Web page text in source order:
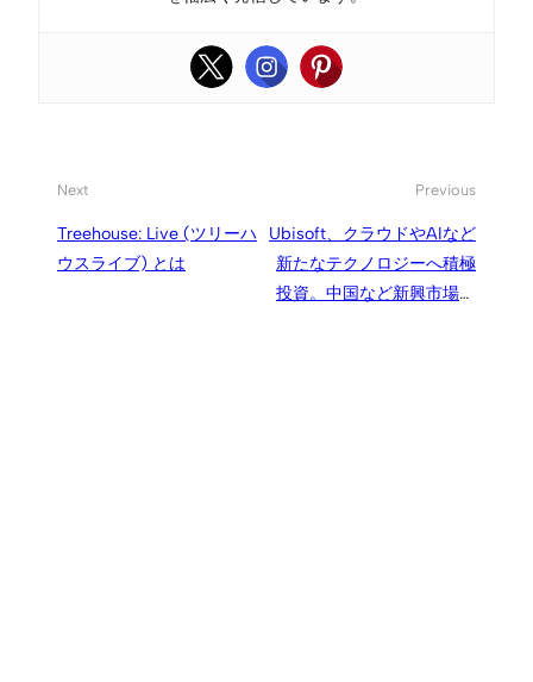
Next
Treehouse: Live (ツリーハ
ウスライブ) とは
Previous
Ubisoft、クラウドやAIなど
新たなテクノロジーへ積極
投資。中国など新興市場も